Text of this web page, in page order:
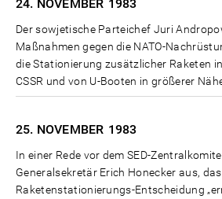
24. NOVEMBER 1983
Der sowjetische Parteichef Juri
Maßnahmen gegen die NATO-
die Stationierung zusätzlicher Raketen
CSSR und von U-Booten in größerer
25. NOVEMBER 1983
In einer Rede vor dem SED-
Generalsekretär Erich Honecker aus,
Raketenstationierungs-Entscheidung